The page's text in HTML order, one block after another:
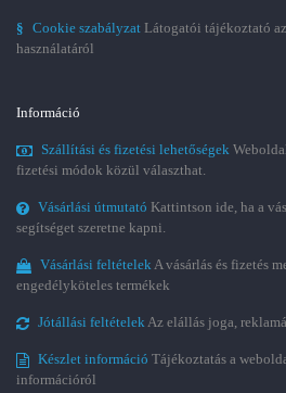
§ Cookie szabályzat Látogatói tájékoztató
használatáról
Információ
Szállítási és fizetési lehetőségek
fizetési módok közül választhat.
Vásárlási útmutató Kattintson ide, ha a
segítséget szeretne kapni.
Vásárlási feltételekA vásárlás és fizetés
engedélyköteles termékek
Jótállási feltételekAz elállás joga,
Készlet információ Tájékoztatás a
információról